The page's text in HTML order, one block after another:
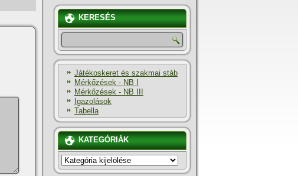
KERESÉS
Játékoskeret és szakmai stáb
Mérkőzések - NB I
Mérkőzések - NB III
Igazolások
Tabella
KATEGÓRIÁK
KATEGÓRIÁK